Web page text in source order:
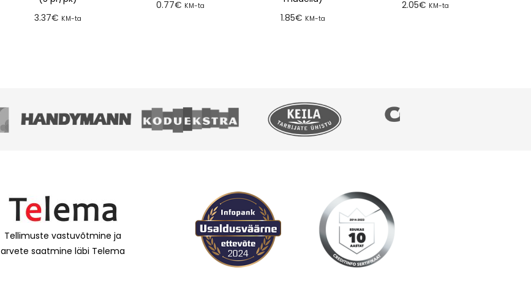
3.37€ KM-ta
0.77€ KM-ta
1.85€ KM-ta
2.05€ KM-ta
Tellimuste vastuvõtmine ja
arvete saatmine läbi Telema